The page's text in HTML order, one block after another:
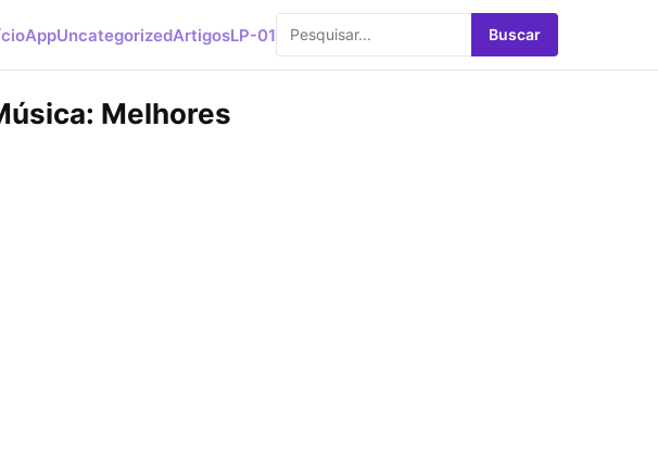
AppUncategorizedArtigosLP-01 Buscar
Melhores